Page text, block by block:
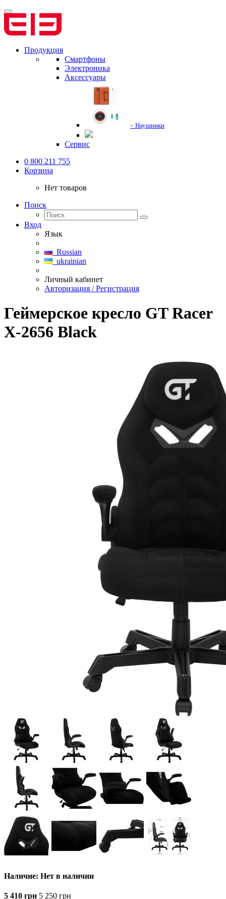
Продукция
Смартфоны
Электроника
Аксессуары
– Наушники
Сервис
0 800 211 755
Корзина
Нет товаров
Поиск
Вход
Язык
Russian
ukrainian
Личный кабинет
Авторизация / Регистрация
Геймерское кресло GT Racer
X-2656 Black
Наличие: Нет в наличии
5 410 грн 5 250 грн